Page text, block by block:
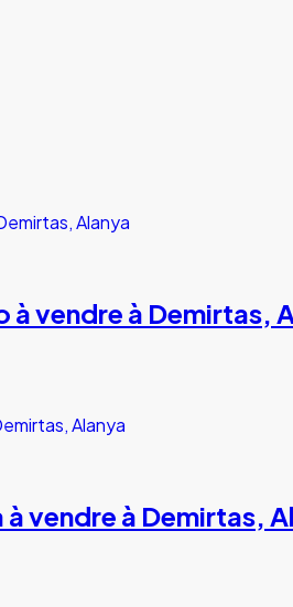
vendre à Demirtas,
vendre à Demirtas,